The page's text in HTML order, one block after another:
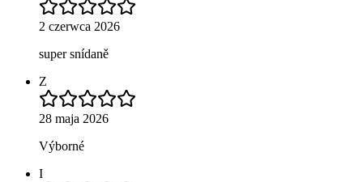
2 czerwca 2026
super snídaně
Z
28 maja 2026
Výborné
I